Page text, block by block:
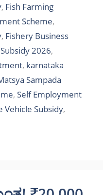
, Fish Farming
Scheme,
, Fishery Business
2026,
, karnataka
Sampada
, Self Employment
Vehicle Subsidy,